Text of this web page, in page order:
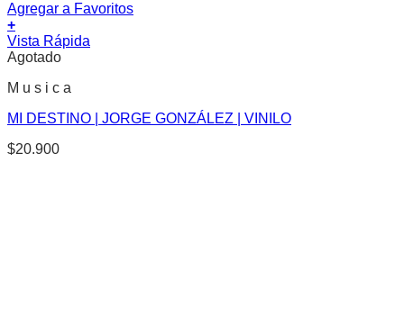
Agregar a Favoritos
+
Vista Rápida
Agotado
M u s i c a
MI DESTINO | JORGE GONZÁLEZ | VINILO
$20.900